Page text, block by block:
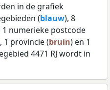
in de grafiek
(blauw), 8
1 numerieke postcode
1 provincie (bruin) en 1
4471 RJ wordt in